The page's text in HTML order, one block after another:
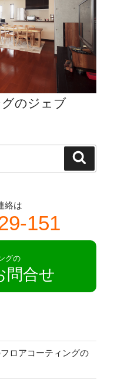
のジェブ
絡は
151
グの
問合せ
ロアコーティングの